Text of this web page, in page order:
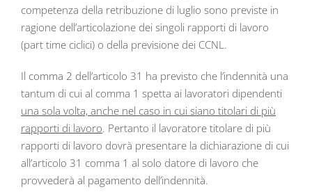
competenza della retribuzione di luglio sono previste in
ragione dell’articolazione dei singoli rapporti di lavoro
(part time ciclici) o della previsione dei CCNL.
Il comma 2 dell’articolo 31 ha previsto che l’indennità una
tantum di cui al comma 1 spetta ai lavoratori dipendenti
una sola volta, anche nel caso in cui siano titolari di più
rapporti di lavoro. Pertanto il lavoratore titolare di più
rapporti di lavoro dovrà presentare la dichiarazione di cui
all’articolo 31 comma 1 al solo datore di lavoro che
provvederà al pagamento dell’indennità.